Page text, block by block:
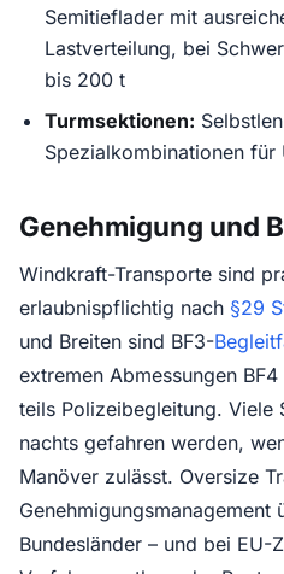
Semitieflader mit
Lastverteilung, bei
bis 200 t
Turmsektionen:
Spezialkombinationen
Genehmigung und
Windkraft-Transporte sind
erlaubnispflichtig nach §29
und Breiten sind BF3-
extremen Abmessungen
teils Polizeibegleitung. Viele
nachts gefahren werden,
Manöver zulässt. Oversize
Genehmigungsmanagement
Bundesländer – und bei EU-